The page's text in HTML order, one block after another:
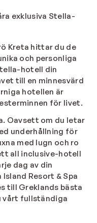
exklusiva Stella-
Kreta hittar du de
och personliga
hotell din
till en minnesvärd
hotellen är
för livet.
Oavsett om du letar
underhållning för
med lugn och ro
all inclusive-hotell
dag av din
Resort & Spa
till Greklands bästa
vårt fullständiga